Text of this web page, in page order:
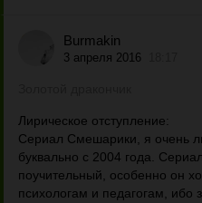
Burmakin
3 апреля 2016
Лирическое отступление:
Сериал Смешарики, я очень
буквально с 2004 года.
поучительный, особенно он
психологам и педагогам, ибо